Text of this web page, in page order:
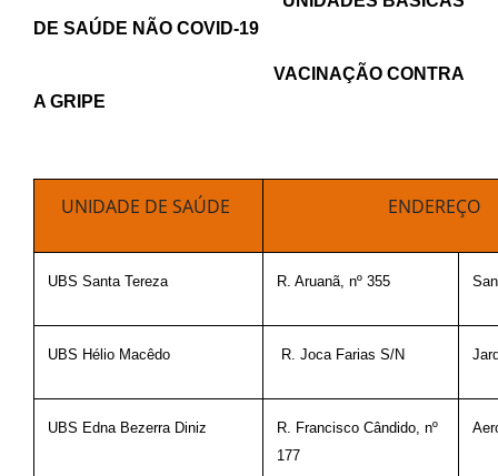
DE SAÚDE NÃO COVID-19
VACINAÇÃO CONTRA
A GRIPE
UNIDADE DE SAÚDE ENDEREÇO
UBS Santa Tereza R. Aruanã, nº 355
UBS Hélio Macêdo R. Joca Farias S/N
UBS Edna Bezerra Diniz
R. Francisco Cândido, nº
177